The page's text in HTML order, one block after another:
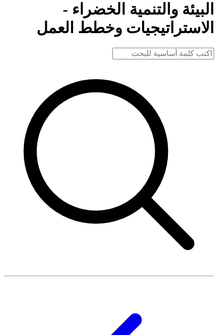
البيئة والتنمية الخضراء -
الاستراتيجيات وخطط العمل